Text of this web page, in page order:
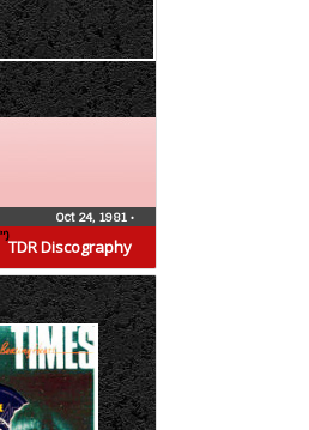
TDR Discography
Oct 24, 1981 •